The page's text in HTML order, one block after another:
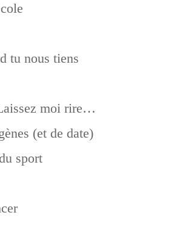
tu nous tiens
moi rire…
(et de date)
sport